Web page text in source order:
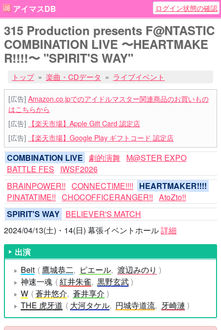
アイマスDB ログイン状態の確認
315 Production presents F@NTASTIC
COMBINATION LIVE 〜HEARTMAKE
R!!!!〜 "SPIRIT'S WAY"
トップ 楽曲・CDデータ ライブイベント
[広告] Amazon.co.jpでのアイドルマスター関連商品のお買いもの
はこちらから
[広告]
【楽天市場】Apple Gift Card 認定店
[広告]
【楽天市場】Google Play ギフトコード 認定店
COMBINATION LIVE 劇的演舞 M@STER EXPO
BATTLE FES
IWSF2026
BRAINPOWER!! CONNECTIME!!!!
HEARTMAKER!!!!
PINATATIME!! CHOCOFFICERANGER!! AtoZto!!
SPIRIT'S WAY BELIEVER'S MATCH
2024/04/13(土)・14(日) 幕張イベントホール詳細
出演
Beit
鷹城恭二 ピエール 渡辺みのり
神速一魂
紅井朱雀 黒野玄武
W
蒼井悠介 蒼井享介
THE 虎牙道
大河タケル 円城寺道流 牙崎漣